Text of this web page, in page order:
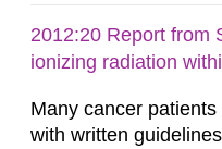
results among the
departments was
2012:20 Report from
ionizing radiation
Many cancer
with written